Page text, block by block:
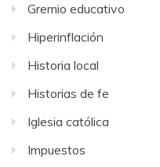
Gremio educativo
Hiperinflación
Historia local
Historias de fe
Iglesia católica
Impuestos